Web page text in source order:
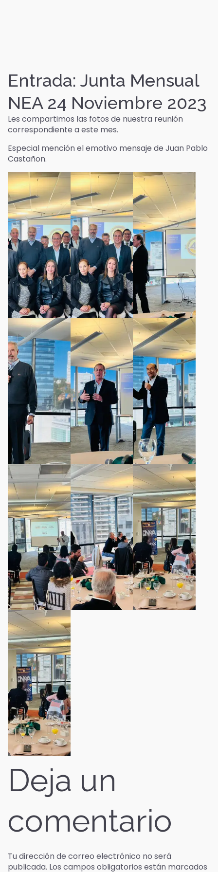
Entrada: Junta Mensual
NEA 24 Noviembre 2023
Les compartimos las fotos de nuestra reunión
correspondiente a este mes.
Especial mención el emotivo mensaje de Juan Pablo
Castañon.
Deja un
comentario
Tu dirección de correo electrónico no será
publicada. Los campos obligatorios están marcados